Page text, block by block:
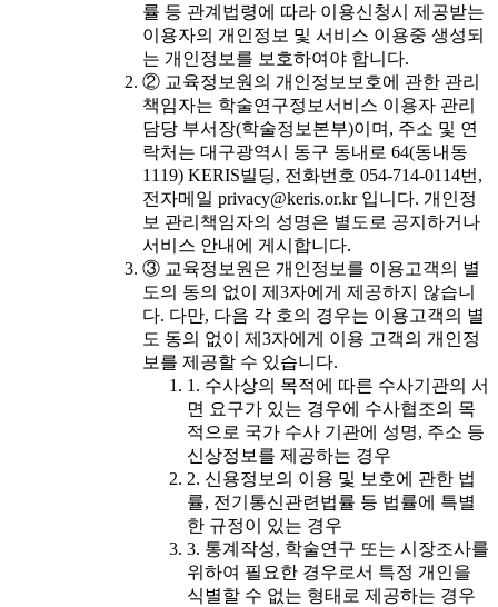
률 등 관계법령에 따라 이용신청시 제공받는
이용자의 개인정보 및 서비스 이용중 생성되
는 개인정보를 보호하여야 합니다.
② 교육정보원의 개인정보보호에 관한 관리
책임자는 학술연구정보서비스 이용자 관리
담당 부서장(학술정보본부)이며, 주소 및 연
락처는 대구광역시 동구 동내로 64(동내동
1119) KERIS빌딩, 전화번호 054-714-0114번,
전자메일 privacy@keris.or.kr 입니다. 개인정
보 관리책임자의 성명은 별도로 공지하거나
서비스 안내에 게시합니다.
③ 교육정보원은 개인정보를 이용고객의 별
도의 동의 없이 제3자에게 제공하지 않습니
다. 다만, 다음 각 호의 경우는 이용고객의 별
도 동의 없이 제3자에게 이용 고객의 개인정
보를 제공할 수 있습니다.
1. 수사상의 목적에 따른 수사기관의 서
면 요구가 있는 경우에 수사협조의 목
적으로 국가 수사 기관에 성명, 주소 등
신상정보를 제공하는 경우
2. 신용정보의 이용 및 보호에 관한 법
률, 전기통신관련법률 등 법률에 특별
한 규정이 있는 경우
3. 통계작성, 학술연구 또는 시장조사를
위하여 필요한 경우로서 특정 개인을
식별할 수 없는 형태로 제공하는 경우